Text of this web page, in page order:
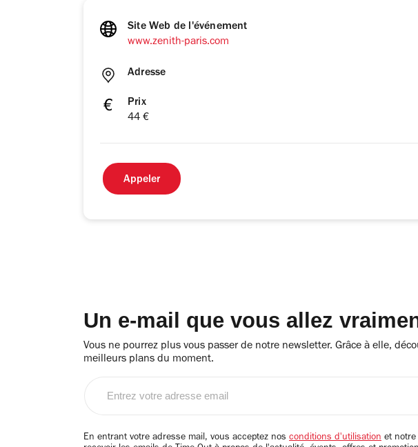
Site Web de l'événement
www.zenith-paris.com
Adresse
Prix
44 €
Appeler
Un e-mail que vous allez
Vous ne pourrez plus vous passer de notre newsletter. Grâce à elle,
meilleurs plans du moment.
email
En entrant votre adresse mail, vous acceptez nos conditions d'utilisation et notre